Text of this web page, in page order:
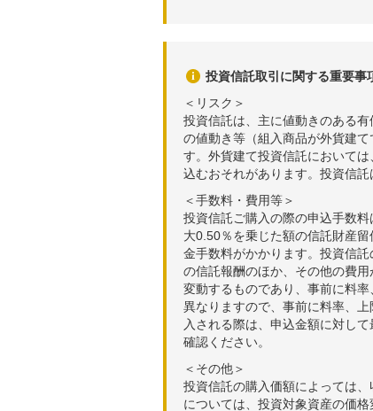
投資信託取引に関する重要事
＜リスク＞
投資信託は、主に値動きのある
の値動き等（組入商品が外貨建
す。外貨建て投資信託において
込むおそれがあります。投資信
＜手数料・費用等＞
投資信託ご購入の際の申込手数
大0.50％を乗じた額の信託財産
金手数料がかかります。投資信
の信託報酬のほか、その他の費
変動するものであり、事前に料
異なりますので、事前に料率、
入される際は、申込金額に対し
確認ください。
＜その他＞
投資信託の購入価額によっては
については、投資対象資産の価